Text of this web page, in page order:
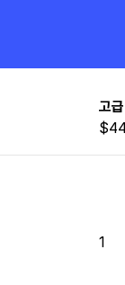
고급
$
1